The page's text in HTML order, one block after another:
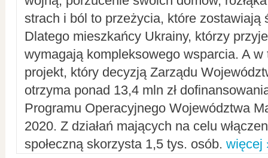
strach i ból to przeżycia, które zostawiają
Dlatego mieszkańcy Ukrainy, którzy
wymagają kompleksowego wsparcia. A w
projekt, który decyzją Zarządu
otrzyma ponad 13,4 mln zł
Programu Operacyjnego Województwa
2020. Z działań mających na celu
społeczną skorzysta 1,5 tys. osób. więcej